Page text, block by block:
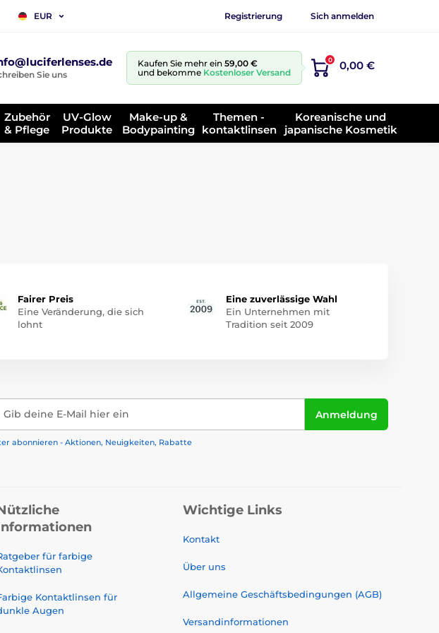
EUR Registrierung Sich anmelden
Sie uns
Kaufen Sie mehr ein 59,00 €
und bekomme Kostenloser Versand
0 0,00 €
Zubehör
& Pflege
UV-Glow
Produkte
Make-up &
Bodypainting
Themen -
kontaktlinsen
Koreanische und
japanische Kosmetik
Fairer Preis
Eine Veränderung, die sich
lohnt
Eine zuverlässige Wahl
Ein Unternehmen mit
Tradition seit 2009
Gib deine E-Mail hier ein Anmeldung
abonnieren - Aktionen, Neuigkeiten, Rabatte
für farbige
Kontaktlinsen für
Augen
Wichtige Links
Kontakt
Über uns
Allgemeine Geschäftsbedingungen (AGB)
Versandinformationen